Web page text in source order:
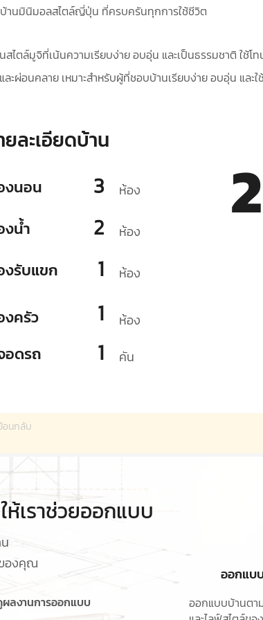
านมินิมอลสไตล์ญี่ปุ่น ที่ครบครันทุกการใช้ชีวิต
สไตล์มูจิที่เน้นความเรียบง่าย อบอุ่น และเป็นธรรมชาติ ใช้
ละผ่อนคลาย เหมาะสำหรับผู้ที่ชอบบ้านเรียบง่าย อบอุ่น และ
ยละเอียดบ้าน
งนอน 3 ห้อง
งน้ำ 2 ห้อง
งรับแขก 1 ห้อง
งครัว 1 ห้อง
อดรถ 1 คัน
อนกลับ
เราช่วยออกแบบ
องคุณ
ลงานการออกแบบ
ออกแบ
ออกแบบบ้านตา